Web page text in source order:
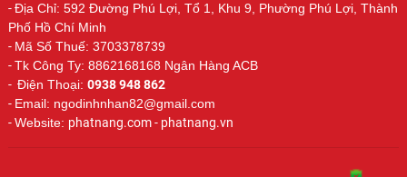
-Địa Chỉ: 592 Đường Phú Lợi, Tổ 1, Khu 9, Phường Phú Lợi, Thành
Phố Hồ Chí Minh
- Mã Số Thuế: 3703378739
-Tk Công Ty: 8862168168 Ngân Hàng ACB
- Điện Thoại: 0938 948 862
- Email: ngodinhnhan82@gmail.com
-Website: phatnang.com - phatnang.vn